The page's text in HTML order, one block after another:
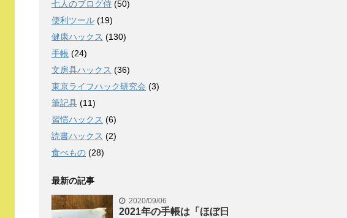
七人のブログ侍 (50)
便利ツール (19)
健康ハックス (130)
手帳 (24)
文房具ハックス (36)
東京ライフハック研究会 (3)
筆記具 (11)
習慣ハックス (6)
読書ハックス (2)
食べもの (28)
最新の記事
2020/09/06
2021年の手帳は「ほぼ日